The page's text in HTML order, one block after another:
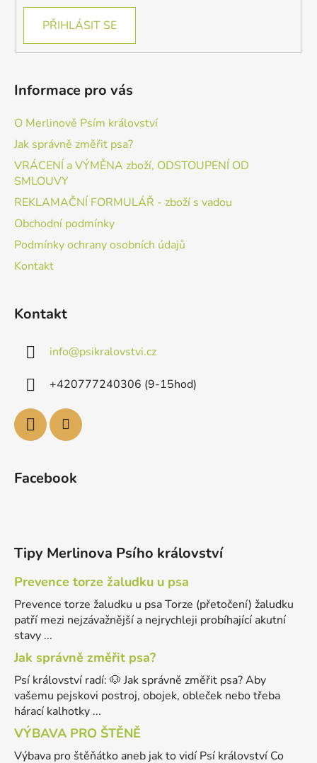
PŘIHLÁSIT SE
Informace pro vás
O Merlinově Psím království
Jak správně změřit psa?
VRÁCENÍ a VÝMĚNA zboží, ODSTOUPENÍ OD
SMLOUVY
REKLAMAČNÍ FORMULÁŘ - zboží s vadou
Obchodní podmínky
Podmínky ochrany osobních údajů
Kontakt
Kontakt
info@psikralovstvi.cz
+420777240306 (9-15hod)
Facebook
Tipy Merlinova Psího království
Prevence torze žaludku u psa
Prevence torze žaludku u psa Torze (přetočení) žaludku
patří mezi nejzávažnější a nejrychleji probíhající akutní
stavy ...
Jak správně změřit psa?
Psí království radí: 🐶 Jak správně změřit psa? Aby
vašemu pejskovi postroj, obojek, obleček nebo třeba
hárací kalhotky ...
VÝBAVA PRO ŠTĚNĚ
Výbava pro štěňátko aneb jak to vidí Psí království Co